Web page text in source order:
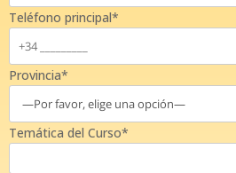
Teléfono principal*
Provincia*
Temática del Curso*